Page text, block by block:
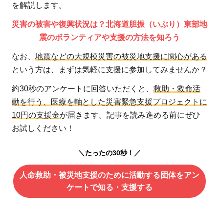
を解説します。
災害の被害や復興状況は？北海道胆振（いぶり）東部地
震のボランティアや支援の方法を知ろう
なお、 地震などの大規模災害の被災地支援に関心がある
という方は、まずは気軽に支援に参加してみませんか？
約30秒のアンケートに回答いただくと、 救助・救命活
動を行う、医療を軸とした災害緊急支援プロジェクトに
10円の支援金が届きます。記事を読み進める前にぜひ
お試しください！
＼たったの30秒！／
人命救助・被災地支援のために活動する団体をアン
ケートで知る・支援する